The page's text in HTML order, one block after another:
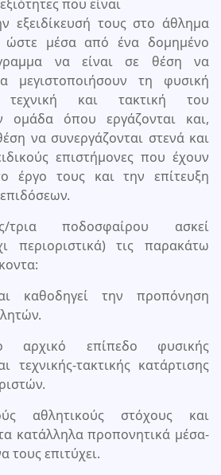
που είναι
εξειδίκευσή τους στο άθλημα
ώστε μέσα από ένα δομημένο
να είναι σε θέση να
μεγιστοποιήσουν τη φυσική
και τακτική του
ομάδα όπου εργάζονται και,
να συνεργάζονται στενά και
επιστήμονες που έχουν
έργο τους και την επίτευξη
τρια ποδοσφαίρου ασκεί
περιοριστικά) τις παρακάτω
καθοδηγεί την προπόνηση
αρχικό επίπεδο φυσικής
τεχνικής-τακτικής κατάρτισης
αθλητικούς στόχους και
κατάλληλα προπονητικά μέσα-
τους επιτύχει.